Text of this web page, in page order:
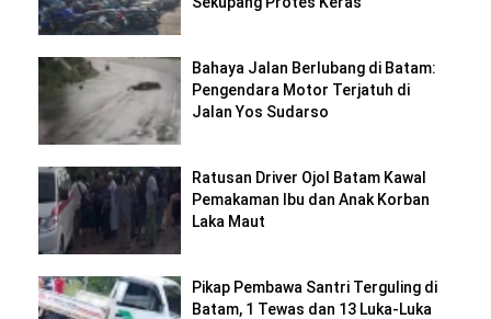
Bahaya Jalan Berlubang di Batam:
Pengendara Motor Terjatuh di
Jalan Yos Sudarso
Ratusan Driver Ojol Batam Kawal
Pemakaman Ibu dan Anak Korban
Laka Maut
Pikap Pembawa Santri Terguling di
Batam, 1 Tewas dan 13 Luka-Luka